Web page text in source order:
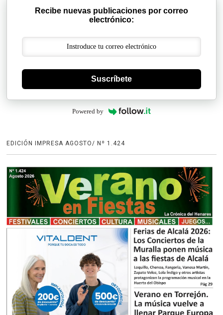
Recibe nuevas publicaciones por correo
electrónico:
Suscríbete
Powered by
EDICIÓN IMPRESA AGOSTO/ Nº 1.424